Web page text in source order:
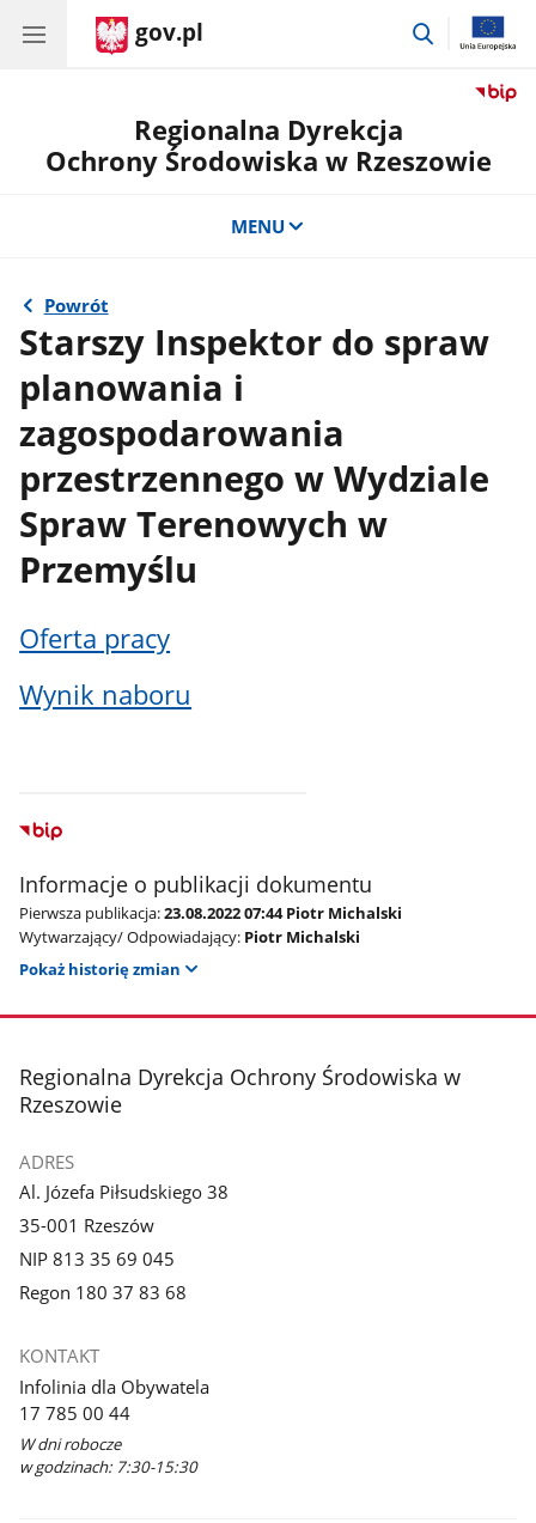
gov.pl
przejdź
Regionalna Dyrekcja
Ochrony Środowiska w Rzeszowie
MENU
Powrót
Starszy Inspektor do spraw
planowania i
zagospodarowania
przestrzennego w Wydziale
Spraw Terenowych w
Przemyślu
Oferta pracy
Wynik naboru
Informacje o publikacji dokumentu
Pierwsza publikacja:23.08.2022 07:44 Piotr Michalski
Wytwarzający/ Odpowiadający: Piotr Michalski
Pokaż historię zmian
stopka
Regionalna Dyrekcja Ochrony Środowiska w
Rzeszowie
ADRES
Al. Józefa Piłsudskiego 38
35-001 Rzeszów
NIP 813 35 69 045
Regon 180 37 83 68
KONTAKT
Infolinia dla Obywatela
17 785 00 44
W dni robocze
w godzinach: 7:30-15:30